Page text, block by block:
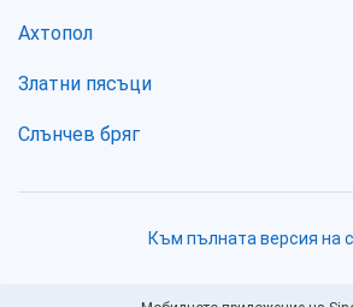
Ахтопол
Златни пясъци
Слънчев бряг
Към пълната версия на